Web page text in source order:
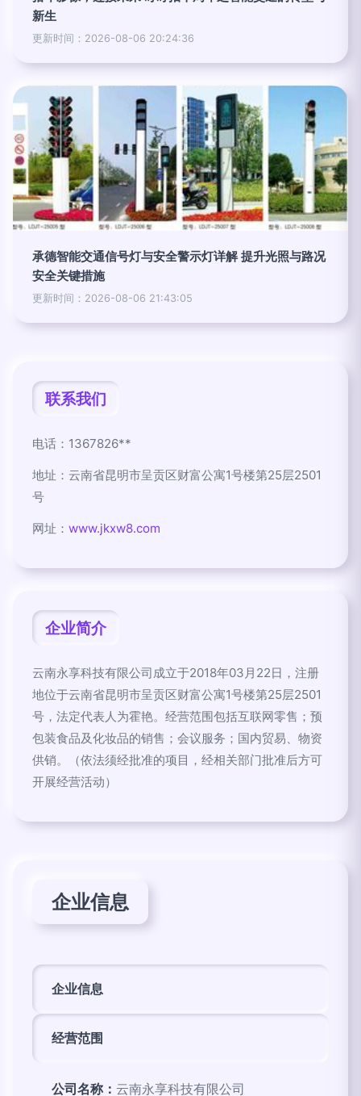
新生
更新时间：2026-08-06 20:24:36
承德智能交通信号灯与安全警示灯详解 提升光照与路况
安全关键措施
更新时间：2026-08-06 21:43:05
联系我们
电话：1367826**
地址：云南省昆明市呈贡区财富公寓1号楼第25层2501
号
网址： www.jkxw8.com
企业简介
云南永享科技有限公司成立于2018年03月22日，注册
地位于云南省昆明市呈贡区财富公寓1号楼第25层2501
号，法定代表人为霍艳。经营范围包括互联网零售；预
包装食品及化妆品的销售；会议服务；国内贸易、物资
供销。（依法须经批准的项目，经相关部门批准后方可
开展经营活动）
企业信息
企业信息
经营范围
公司名称： 云南永享科技有限公司